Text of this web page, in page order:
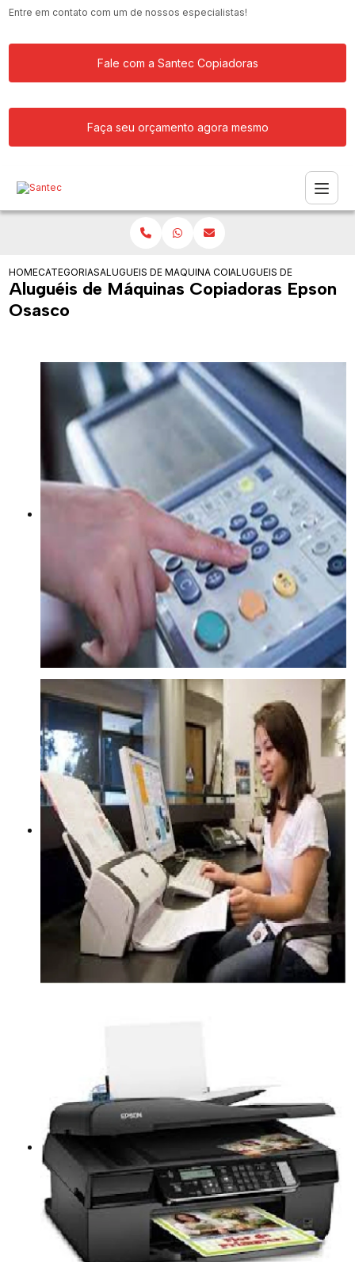
Entre em contato com um de nossos especialistas!
Fale com a Santec Copiadoras
Faça seu orçamento agora mesmo
HOMECATEGORIASALUGUEIS DE COPIADORASMAQUINA COPIADORA PROFISSIONAL
ALUGUEIS DE MAQUINAS
Aluguéis de Máquinas Copiadoras Epson
Osasco